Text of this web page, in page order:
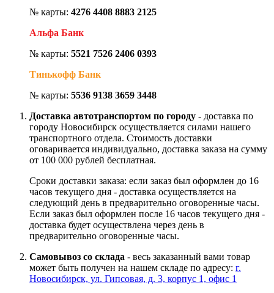
№ карты: 4276 4408 8883 2125
Альфа Банк
№ карты: 5521 7526 2406 0393
Тинькофф Банк
№ карты: 5536 9138 3659 3448
Доставка автотранспортом по городу - доставка по
городу Новосибирск осуществляется силами нашего
транспортного отдела. Стоимость доставки
оговаривается индивидуально, доставка заказа на сумму
от 100 000 рублей бесплатная.
Сроки доставки заказа: если заказ был оформлен до 16
часов текущего дня - доставка осуществляется на
следующий день в предварительно оговоренные часы.
Если заказ был оформлен после 16 часов текущего дня -
доставка будет осуществлена через день в
предварительно оговоренные часы.
Самовывоз со склада - весь заказанный вами товар
может быть получен на нашем складе по адресу: г.
Новосибирск, ул. Гипсовая, д. 3, корпус 1, офис 1